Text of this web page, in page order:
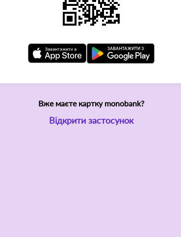
Вже маєте картку monobank?
Відкрити застосунок